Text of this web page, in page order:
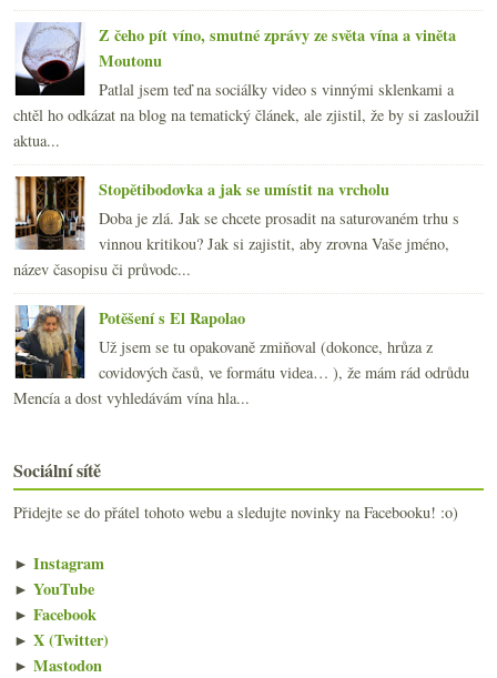
Z čeho pít víno, smutné zprávy ze světa vína a viněta
Moutonu
Patlal jsem teď na sociálky video s vinnými sklenkami a
chtěl ho odkázat na blog na tematický článek, ale zjistil, že by si zasloužil
aktua...
Stopětibodovka a jak se umístit na vrcholu
Doba je zlá. Jak se chcete prosadit na saturovaném trhu s
vinnou kritikou? Jak si zajistit, aby zrovna Vaše jméno,
název časopisu či průvodc...
Potěšení s El Rapolao
Už jsem se tu opakovaně zmiňoval (dokonce, hrůza z
covidových časů, ve formátu videa… ), že mám rád odrůdu
Mencía a dost vyhledávám vína hla...
Sociální sítě
Přidejte se do přátel tohoto webu a sledujte novinky na Facebooku! :o)
► Instagram
► YouTube
► Facebook
► X (Twitter)
► Mastodon